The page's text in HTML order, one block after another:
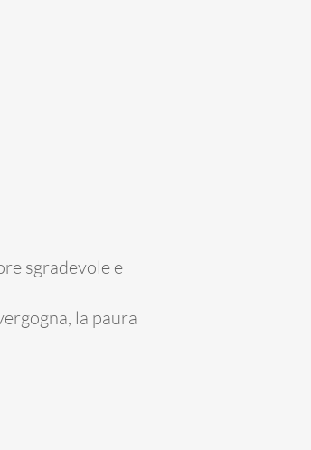
sgradevole e
la paura